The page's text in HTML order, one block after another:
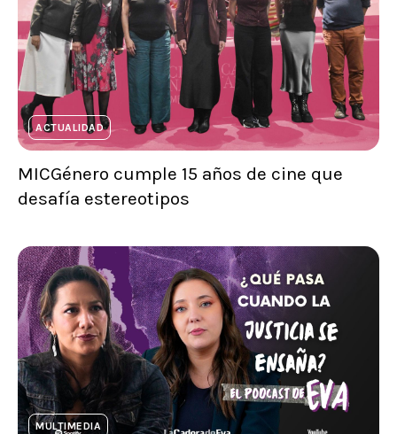
ACTUALIDAD
MICGénero cumple 15 años de cine que
desafía estereotipos
MULTIMEDIA